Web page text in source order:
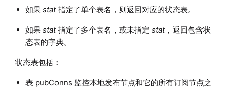
如果 stat指定了单个表名，则返回对应的状态表。
如果 stat指定了多个表名，或未指定 stat，返回包含状
态表的字典。
状态表包括：
表 pubConns 监控本地发布节点和它的所有订阅节点之